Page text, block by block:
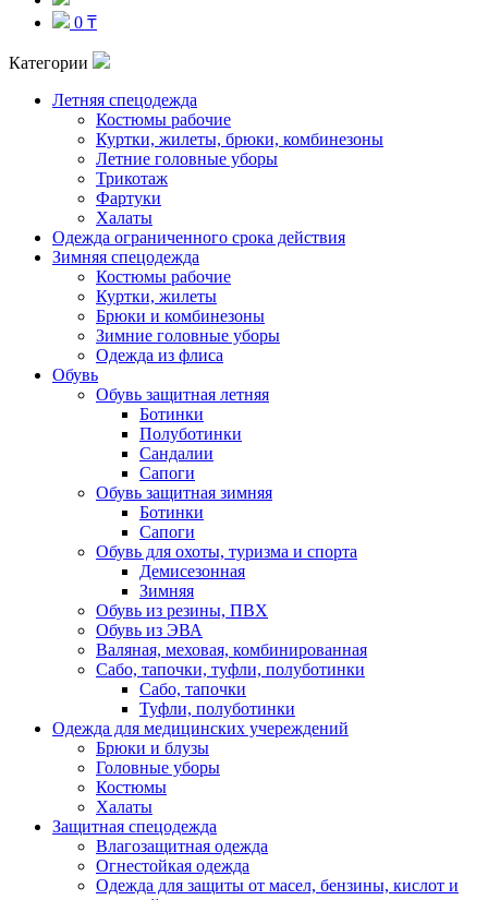
0 ₸
Категории
Летняя спецодежда
Костюмы рабочие
Куртки, жилеты, брюки, комбинезоны
Летние головные уборы
Трикотаж
Фартуки
Халаты
Одежда ограниченного срока действия
Зимняя спецодежда
Костюмы рабочие
Куртки, жилеты
Брюки и комбинезоны
Зимние головные уборы
Одежда из флиса
Обувь
Обувь защитная летняя
Ботинки
Полуботинки
Сандалии
Сапоги
Обувь защитная зимняя
Ботинки
Сапоги
Обувь для охоты, туризма и спорта
Демисезонная
Зимняя
Обувь из резины, ПВХ
Обувь из ЭВА
Валяная, меховая, комбинированная
Сабо, тапочки, туфли, полуботинки
Сабо, тапочки
Туфли, полуботинки
Одежда для медицинских учереждений
Брюки и блузы
Головные уборы
Костюмы
Халаты
Защитная спецодежда
Влагозащитная одежда
Огнестойкая одежда
Одежда для защиты от масел, бензины, кислот и